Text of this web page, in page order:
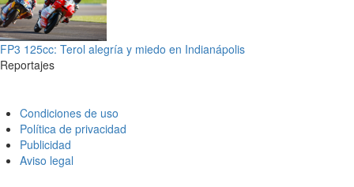
FP3 125cc: Terol alegría y miedo en Indianápolis
Reportajes
Condiciones de uso
Política de privacidad
Publicidad
Aviso legal